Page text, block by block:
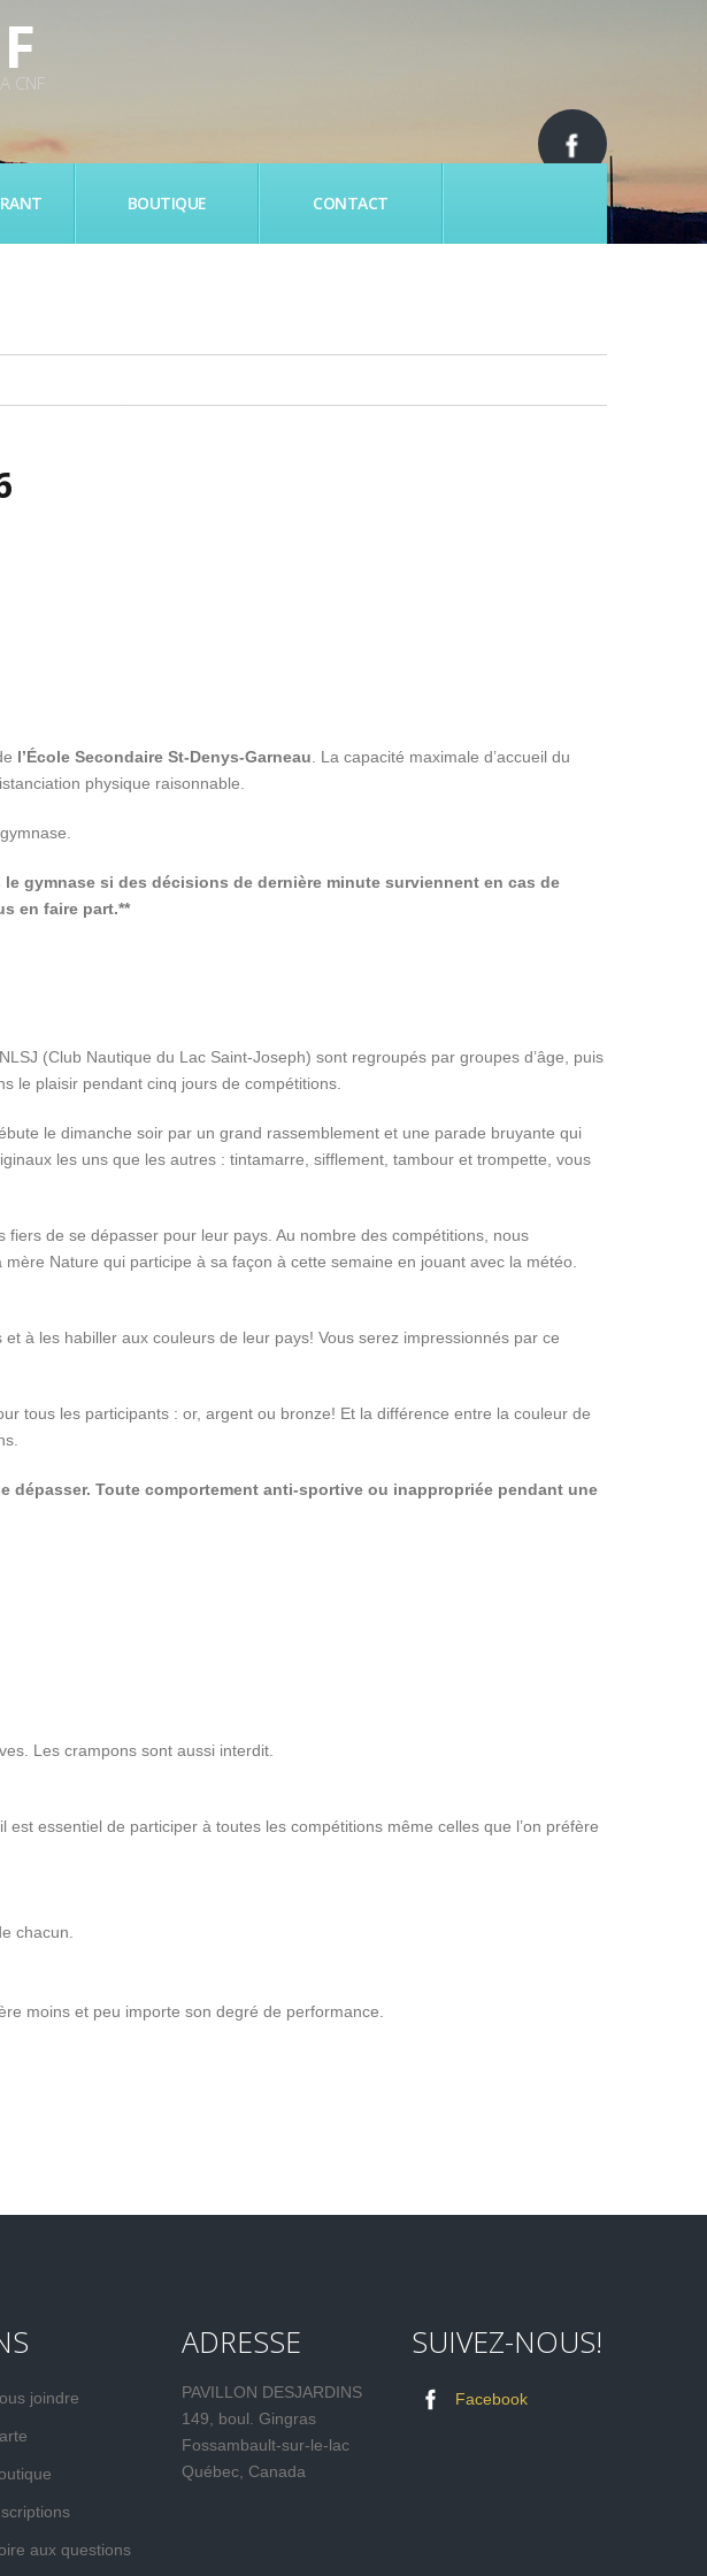
CNF
BOUTIQUE CONTACT
l’École Secondaire St-Denys-Garneau . La capacité maximale d’accueil du
physique raisonnable.
gymnase si des décisions de dernière minute surviennent en cas de
en faire part.**
(Club Nautique du Lac Saint-Joseph) sont regroupés par groupes d’âge, puis
le plaisir pendant cinq jours de compétitions.
le dimanche soir par un grand rassemblement et une parade bruyante qui
les uns que les autres : tintamarre, sifflement, tambour et trompette, vous
de se dépasser pour leur pays. Au nombre des compétitions, nous
Nature qui participe à sa façon à cette semaine en jouant avec la météo.
à les habiller aux couleurs de leur pays! Vous serez impressionnés par ce
tous les participants : or, argent ou bronze! Et la différence entre la couleur de
Toute comportement anti-sportive ou inappropriée pendant une
Les crampons sont aussi interdit.
essentiel de participer à toutes les compétitions même celles que l’on préfère
chacun.
moins et peu importe son degré de performance.
joindre
aux questions
ADRESSE
PAVILLON DESJARDINS
149, boul. Gingras
Fossambault-sur-le-lac
Québec, Canada
SUIVEZ-NOUS!
Facebook